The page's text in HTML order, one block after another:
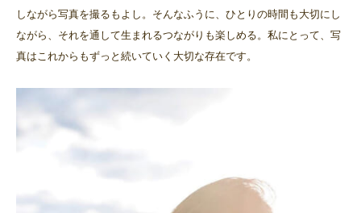
しながら写真を撮るもよし。そんなふうに、ひとりの時間も大切にし
ながら、それを通して生まれるつながりも楽しめる。私にとって、写
真はこれからもずっと続いていく大切な存在です。